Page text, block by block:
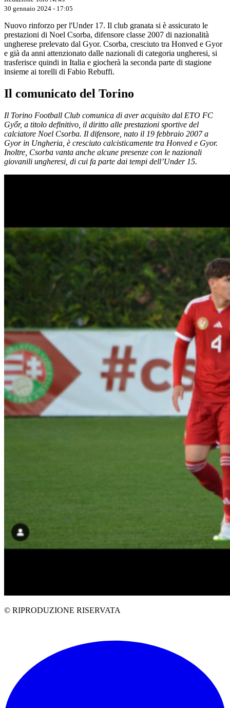
30 gennaio 2024 - 17:05
Nuovo rinforzo per l'Under 17. Il club granata si è assicurato le
prestazioni di Noel Csorba, difensore classe 2007 di nazionalità
ungherese prelevato dal Gyor. Csorba, cresciuto tra Honved e Gyor
e già da anni attenzionato dalle nazionali di categoria ungheresi, si
trasferisce quindi in Italia e giocherà la seconda parte di stagione
insieme ai torelli di Fabio Rebuffi.
Il comunicato del Torino
Il Torino Football Club comunica di aver acquisito dal ETO FC
Győr, a titolo definitivo, il diritto alle prestazioni sportive del
calciatore Noel Csorba. Il difensore, nato il 19 febbraio 2007 a
Gyor in Ungheria, è cresciuto calcisticamente tra Honved e Gyor.
Inoltre, Csorba vanta anche alcune presenze con le nazionali
giovanili ungheresi, di cui fa parte dai tempi dell’Under 15.
© RIPRODUZIONE RISERVATA